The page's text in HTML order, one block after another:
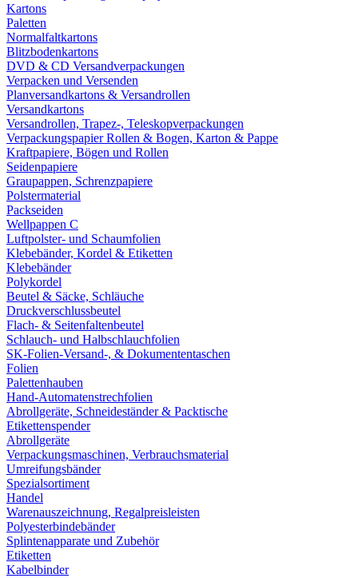
Kartons
Paletten
Normalfaltkartons
Blitzbodenkartons
DVD & CD Versandverpackungen
Verpacken und Versenden
Planversandkartons & Versandrollen
Versandkartons
Versandrollen, Trapez-, Teleskopverpackungen
Verpackungspapier Rollen & Bogen, Karton & Pappe
Kraftpapiere, Bögen und Rollen
Seidenpapiere
Graupappen, Schrenzpapiere
Polstermaterial
Packseiden
Wellpappen C
Luftpolster- und Schaumfolien
Klebebänder, Kordel & Etiketten
Klebebänder
Polykordel
Beutel & Säcke, Schläuche
Druckverschlussbeutel
Flach- & Seitenfaltenbeutel
Schlauch- und Halbschlauchfolien
SK-Folien-Versand-, & Dokumententaschen
Folien
Palettenhauben
Hand-Automatenstrechfolien
Abrollgeräte, Schneideständer & Packtische
Etikettenspender
Abrollgeräte
Verpackungsmaschinen, Verbrauchsmaterial
Umreifungsbänder
Spezialsortiment
Handel
Warenauszeichnung, Regalpreisleisten
Polyesterbindebänder
Splintenapparate und Zubehör
Etiketten
Kabelbinder